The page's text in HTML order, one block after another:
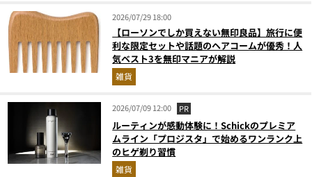
2026/07/29 18:00
【ローソンでしか買えない無印良品】旅行に便
利な限定セットや話題のヘアコームが優秀！人
気ベスト3を無印マニアが解説
雑貨
2026/07/09 12:00 PR
ルーティンが感動体験に！Schickのプレミア
ムライン「プロジスタ」で始めるワンランク上
のヒゲ剃り習慣
雑貨